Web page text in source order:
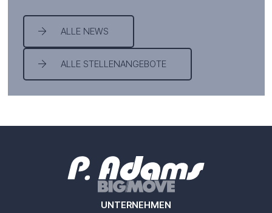
ALLE NEWS
ALLE STELLENANGEBOTE
UNTERNEHMEN